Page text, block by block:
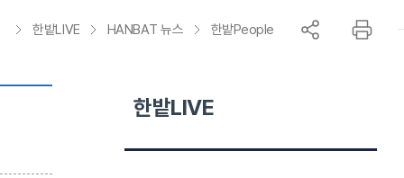
한밭LIVE HANBAT 뉴스 한밭People
한밭LIVE